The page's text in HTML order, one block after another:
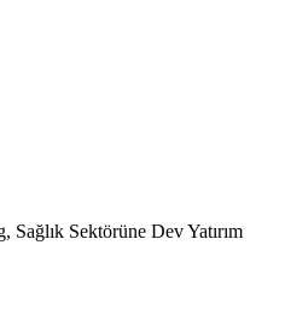
Sağlık Sektörüne Dev Yatırım